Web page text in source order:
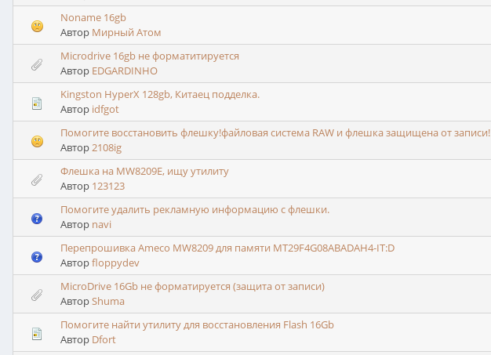
Noname 16gb
Автор Мирный Атом
Microdrive 16gb не форматитируется
Автор EDGARDINHO
Kingston HyperX 128gb, Китаец подделка.
Автор idfgot
Помогите восстановить флешку!файловая система RAW и флешка защищена от записи!
Автор2108ig
Флешка на MW8209E, ищу утилиту
Автор 123123
Помогите удалить рекламную информацию с флешки.
Автор navi
Перепрошивка Ameco MW8209 для памяти MT29F4G08ABADAH4-IT:D
Авторfloppydev
MicroDrive 16Gb не форматируется (защита от записи)
АвторShuma
Помогите найти утилиту для восстановления Flash 16Gb
Автор Dfort